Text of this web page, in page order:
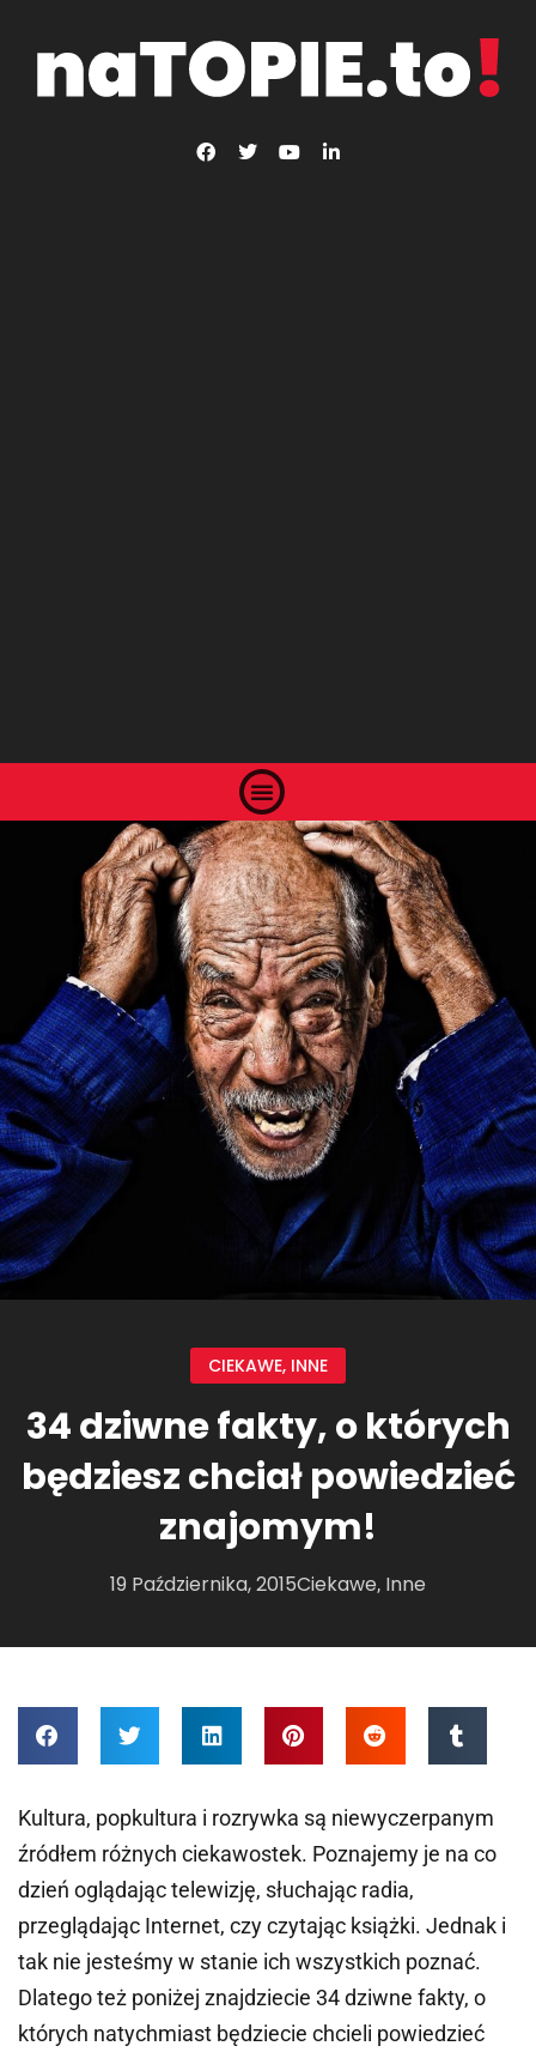
CIEKAWE, INNE
34 dziwne fakty, o których
będziesz chciał powiedzieć
znajomym!
19 Października, 2015Ciekawe, Inne
Kultura, popkultura i rozrywka są niewyczerpanym
źródłem różnych ciekawostek. Poznajemy je na co
dzień oglądając telewizję, słuchając radia,
przeglądając Internet, czy czytając książki. Jednak i
tak nie jesteśmy w stanie ich wszystkich poznać.
Dlatego też poniżej znajdziecie 34 dziwne fakty, o
których natychmiast będziecie chcieli powiedzieć